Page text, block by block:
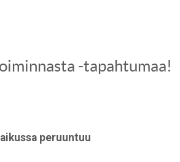
-tapahtumaa!
peruuntuu